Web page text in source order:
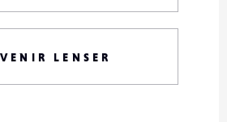
LENSER